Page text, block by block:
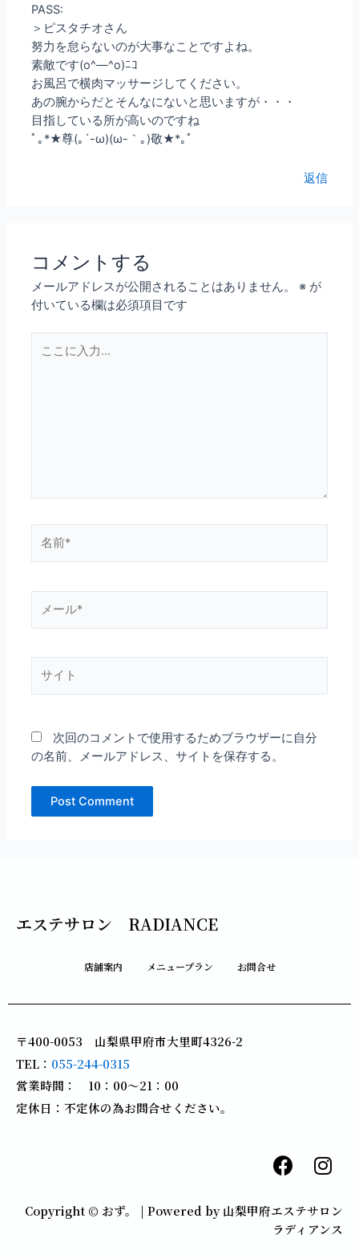
PASS:
＞ピスタチオさん
努力を怠らないのが大事なことですよね。
素敵です(o^―^o)ﾆｺ
お風呂で横肉マッサージしてください。
あの腕からだとそんなにないと思いますが・・・
目指している所が高いのですね
ﾟ｡*★尊(｡´-ω)(ω-｀｡)敬★*｡ﾟ
返信
コメントする
メールアドレスが公開されることはありません。 ※ が
付いている欄は必須項目です
こ
ー
*
次回のコメントで使用するためブラウザーに自分
の名前、メールアドレス、サイトを保存する。
エステサロン RADIANCE
店舗案内 メニュープラン お問合せ
〒400-0053 山梨県甲府市大里町4326-2
TEL： 055-244-0315
営業時間： 10：00～21：00
定休日：不定休の為お問合せください。
F
a
e
b
I
n
t
a
Copyright © おず。 | Powered by 山梨甲府エステサロン
ラディアンス